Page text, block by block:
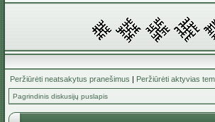
Peržiūrėti neatsakytus pranešimus | Peržiūrėti aktyvias
Pagrindinis diskusijų puslapis